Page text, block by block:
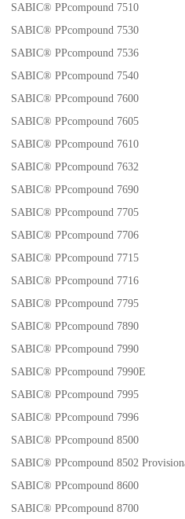
SABIC® PPcompound 7510
SABIC® PPcompound 7530
SABIC® PPcompound 7536
SABIC® PPcompound 7540
SABIC® PPcompound 7600
SABIC® PPcompound 7605
SABIC® PPcompound 7610
SABIC® PPcompound 7632
SABIC® PPcompound 7690
SABIC® PPcompound 7705
SABIC® PPcompound 7706
SABIC® PPcompound 7715
SABIC® PPcompound 7716
SABIC® PPcompound 7795
SABIC® PPcompound 7890
SABIC® PPcompound 7990
SABIC® PPcompound 7990E
SABIC® PPcompound 7995
SABIC® PPcompound 7996
SABIC® PPcompound 8500
SABIC® PPcompound 8502
SABIC® PPcompound 8600
SABIC® PPcompound 8700